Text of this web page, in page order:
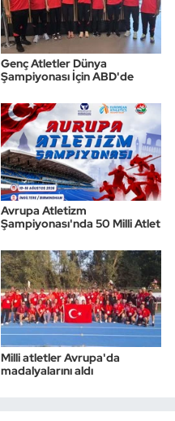
Genç Atletler Dünya
Şampiyonası İçin ABD'de
Avrupa Atletizm
Şampiyonası'nda 50 Milli Atlet
Milli atletler Avrupa'da
madalyalarını aldı